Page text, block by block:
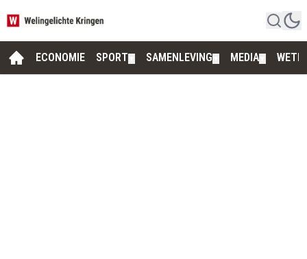
ECONOMIE SPORT SAMENLEVING MEDIA